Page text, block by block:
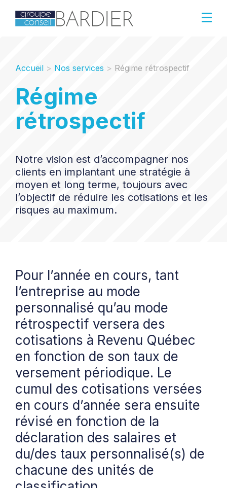
Accueil > Nos services > Régime rétrospectif
Régime
rétrospectif
Notre vision est d’accompagner nos
clients en implantant une stratégie à
moyen et long terme, toujours avec
l’objectif de réduire les cotisations et les
risques au maximum.
Pour l’année en cours, tant
l’entreprise au mode
personnalisé qu’au mode
rétrospectif versera des
cotisations à Revenu Québec
en fonction de son taux de
versement périodique. Le
cumul des cotisations versées
en cours d’année sera ensuite
révisé en fonction de la
déclaration des salaires et
du/des taux personnalisé(s) de
chacune des unités de